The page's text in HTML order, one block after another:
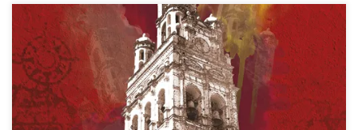
Localidad: Llerena Fecha: 29 y 30 de junio y 1 de julio
Descripción: El Ayuntamiento de Llerena y la Asociación de
Cocineros y Reposteros de Extremadura y de Gran Canaria
han abierto el plazo para reservar las cenas que se van a